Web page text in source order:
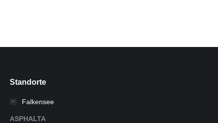
Standorte
Falkensee
ASPHALTA